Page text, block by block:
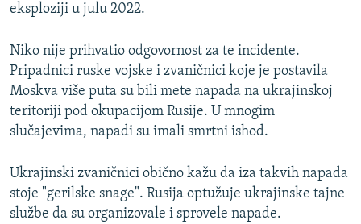
eksploziji u julu 2022.
Niko nije prihvatio odgovornost za te incidente.
Pripadnici ruske vojske i zvaničnici koje je postavila
Moskva više puta su bili mete napada na ukrajinskoj
teritoriji pod okupacijom Rusije. U mnogim
slučajevima, napadi su imali smrtni ishod.
Ukrajinski zvaničnici obično kažu da iza takvih napada
stoje "gerilske snage". Rusija optužuje ukrajinske tajne
službe da su organizovale i sprovele napade.